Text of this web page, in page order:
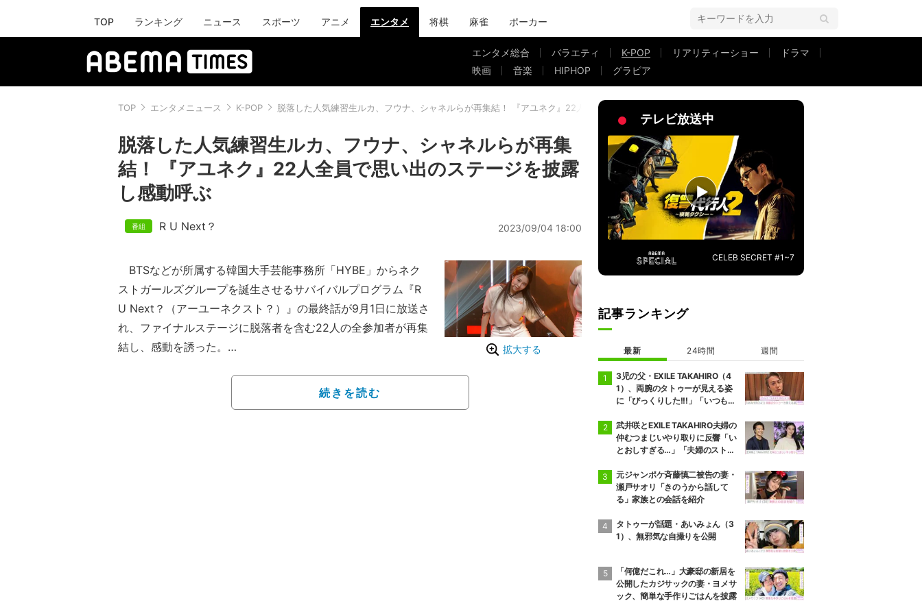
TOP ランキング ニュース スポーツ アニメ エンタメ 将棋 麻雀 ポーカー
エンタメ総合 バラエティ K-POP リアリティーショー
ドラマ
映画
音楽 HIPHOP グラビア
TOP エンタメニュース K-POP 脱落した人気練習生ルカ、フウナ、シャネルらが再集結！ 『アユネク』22人全員で思い出のステージを披露し感動呼ぶ
脱落した人気練習生ルカ、フウナ、シャネルらが再集
結！ 『アユネク』22人全員で思い出のステージを披露
し感動呼ぶ
R U Next？ 2023/09/04 18:00
拡大する
BTSなどが所属する韓国大手芸能事務所「HYBE」からネク
ストガールズグループを誕生させるサバイバルプログラム『R
U Next？（アーユーネクスト？）』の最終話が9月1日に放送さ
れ、ファイナルステージに脱落者を含む22人の全参加者が再集
結し、感動を誘った。
『R U Next？』はHYBE LABELS傘下の「BELIFT LAB」によ
る、次世代グローバルガールズグループの最終メンバーを決め
続きを読む
テレビ放送中
CELEB SECRET #1~7
記事ランキング
最新 24時間 週間
3児の父・EXILE TAKAHIRO（4
1）、両腕のタトゥーが見える姿
に「びっくりした!!!」「いつもと
の反響
武井咲とEXILE TAKAHIRO夫婦の
仲むつまじいやり取りに反響「い
とおしすぎる…」「夫婦のストー
元ジャンポケ斉藤慎二被告の妻・
瀬戸サオリ「きのうから話して
る」家族との会話を紹介
タトゥーが話題・あいみょん（3
1）、無邪気な自撮りを公開
「何億だこれ…」大豪邸の新居を
公開したカジサックの妻・ヨメサ
ック、簡単な手作りごはんを披露